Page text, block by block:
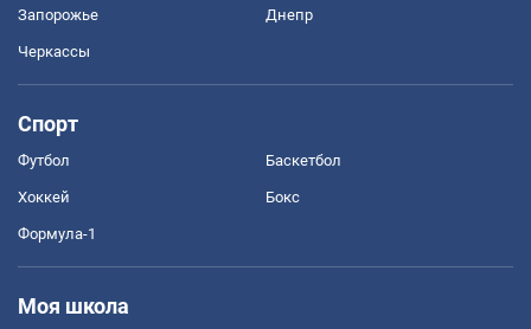
Запорожье Днепр
Черкассы
Спорт
Футбол Баскетбол
Хоккей Бокс
Формула-1
Моя школа